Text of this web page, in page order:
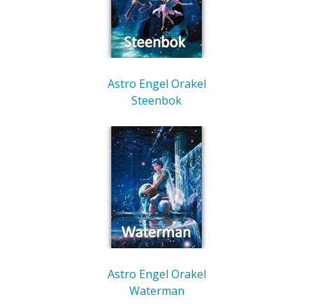
Astro Engel Orakel
Steenbok
Astro Engel Orakel
Waterman